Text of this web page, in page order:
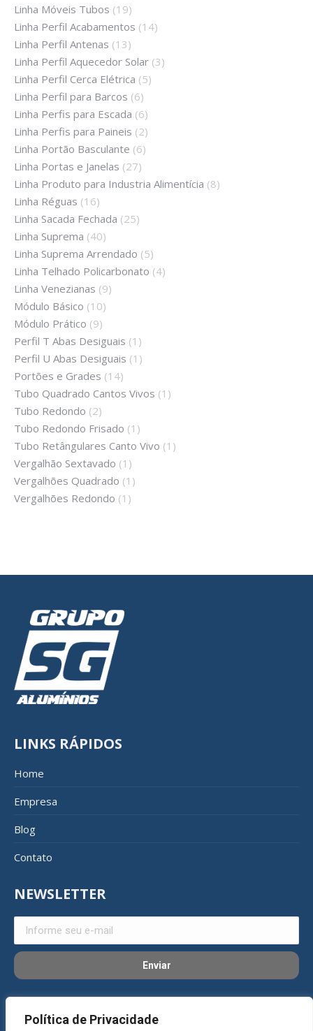
Política de Privacidade
Linha Móveis Tubos (19)
Linha Perfil Acabamentos (14)
Linha Perfil Antenas (13)
Linha Perfil Aquecedor Solar (3)
Linha Perfil Cerca Elétrica (5)
Linha Perfil para Barcos (6)
Linha Perfis para Escada (6)
Linha Perfis para Paineis (2)
Linha Portão Basculante (6)
Linha Portas e Janelas (27)
Linha Produto para Industria Alimentícia (8)
Linha Réguas (16)
Linha Sacada Fechada (25)
Linha Suprema (40)
Linha Suprema Arrendado (5)
Linha Telhado Policarbonato (4)
Linha Venezianas (9)
Módulo Básico (10)
Módulo Prático (9)
Perfil T Abas Desiguais (1)
Perfil U Abas Desiguais (1)
Portões e Grades (14)
Tubo Quadrado Cantos Vivos (1)
Tubo Redondo (2)
Tubo Redondo Frisado (1)
Tubo Retângulares Canto Vivo (1)
Vergalhão Sextavado (1)
Vergalhões Quadrado (1)
Vergalhões Redondo (1)
LINKS RÁPIDOS
Home
Empresa
Blog
Contato
NEWSLETTER
REDES SOCIAIS